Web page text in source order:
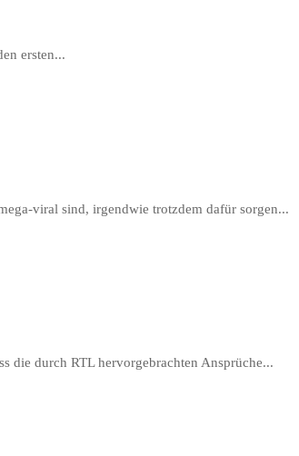
ersten...
viral sind, irgendwie trotzdem dafür sorgen...
die durch RTL hervorgebrachten Ansprüche...